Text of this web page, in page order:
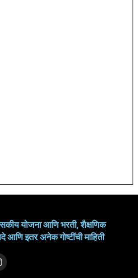
योजना आणि भरती, शैक्षणिक
आणि इतर अनेक गोष्टींची माहिती